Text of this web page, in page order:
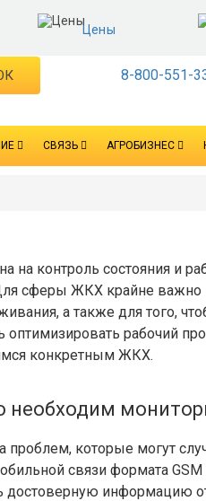
Цены
8-800-551-
СВЯЗЬ АГРОБИЗНЕС
на контроль состояния и
сферы ЖКХ крайне важно
а также для того,
рабочий
конкретным ЖКХ.
необходим
проблем, которые могут
связи формата
информацию